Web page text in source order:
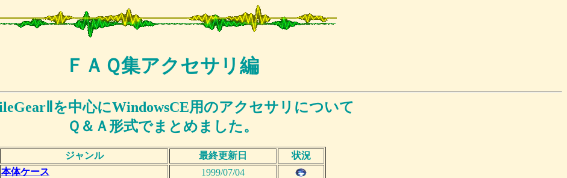
ＦＡＱ集アクセサリ編
を中心にWindowsCE用のアクセサリについて
Ｑ＆Ａ形式でまとめました。
ジャンル 最終更新日
状況
本体ケース
1999/07/04